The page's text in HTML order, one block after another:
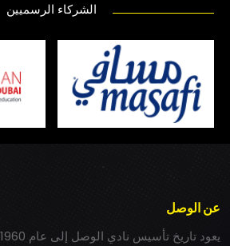
الشركاء الرسميين
عن الوصل